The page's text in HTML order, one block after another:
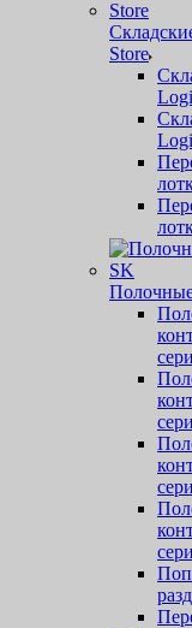
Store